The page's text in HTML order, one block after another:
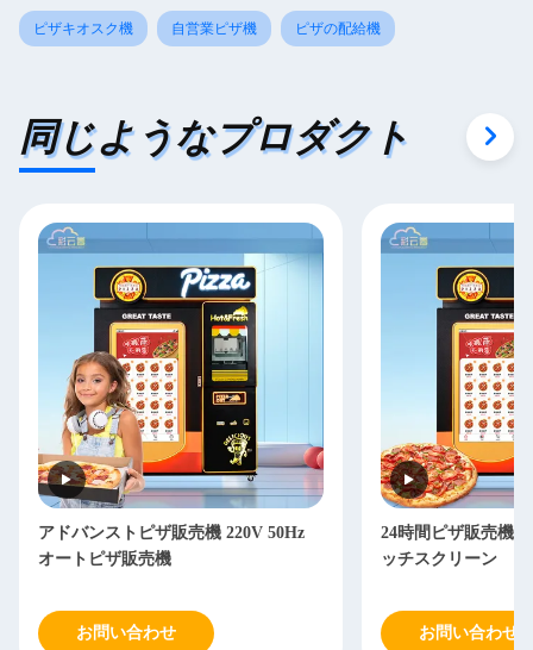
ピザキオスク機 自営業ピザ機 ピザの配給機
同じようなプロダクト
アドバンストピザ販売機 220V 50Hz
オートピザ販売機
お問い合わせ
24時間ピザ販売機
ッチスクリーン
お問い合わせ